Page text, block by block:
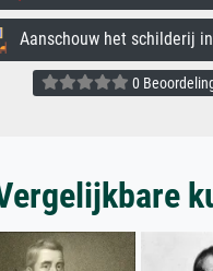
Aanschouw het schilderij
0